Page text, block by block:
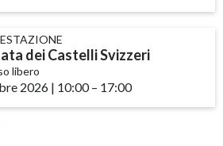
dei Castelli Svizzeri
libero
2026 | 10:00accessibility.time_to
– 17:00